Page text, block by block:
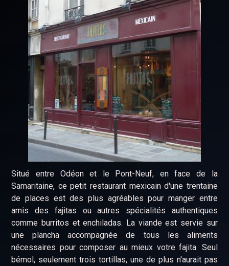
Situé entre Odéon et le Pont-Neuf, en face de la
Samaritaine, ce petit restaurant mexicain d'une trentaine
de places est des plus agréables pour manger entre
amis des fajitas ou autres spécialités authentiques
comme burritos et enchiladas. La viande est servie sur
une plancha accompagnée de tous les aliments
nécessaires pour composer au mieux votre fajita. Seul
bémol, seulement trois tortillas, une de plus n'aurait pas